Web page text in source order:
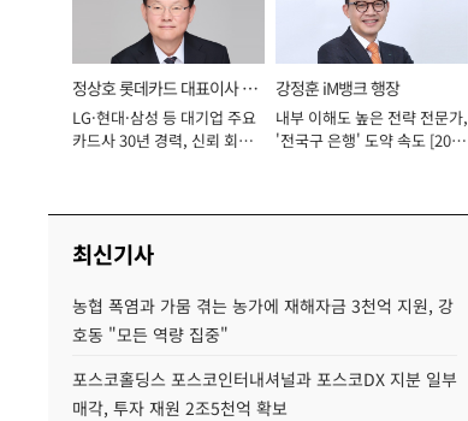
정상호 롯데카드 대표이사 사
장
LG·현대·삼성 등 대기업 주요
카드사 30년 경력, 신뢰 회복
강정훈 iM뱅크 행장
내부 이해도 높은 전략 전문가,
'전국구 은행' 도약 속도 [2026
최신기사
농협 폭염과 가뭄 겪는 농가에 재해자금 3천억 지원, 강
호동 "모든 역량 집중"
포스코홀딩스 포스코인터내셔널과 포스코DX 지분 일부
매각, 투자 재원 2조5천억 확보